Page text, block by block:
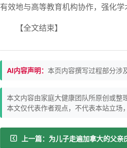
有效地与高等教育机构协作，强化学
【全文结束】
AI内容声明： 本页内容撰写过程部分涉
本文内容由家庭大健康团队所原创或整
本文仅代表作者观点，不代表本站立场